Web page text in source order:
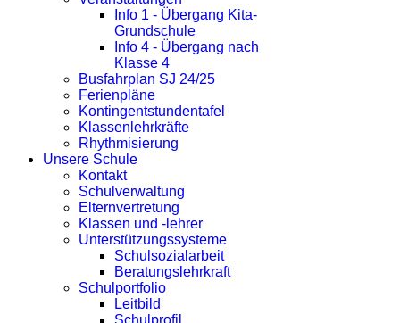
Info 1 - Übergang Kita-
Grundschule
Info 4 - Übergang nach
Klasse 4
Busfahrplan SJ 24/25
Ferienpläne
Kontingentstundentafel
Klassenlehrkräfte
Rhythmisierung
Unsere Schule
Kontakt
Schulverwaltung
Elternvertretung
Klassen und -lehrer
Unterstützungssysteme
Schulsozialarbeit
Beratungslehrkraft
Schulportfolio
Leitbild
Schulprofil